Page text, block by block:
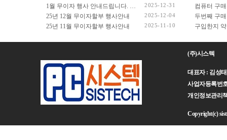
1월 무이자 행사 안내드립니다. (2026년 1월 1일 ~ 2026년 1월 31일) 2025-12-31
25년 12월 무이자할부 행사안내 2025-12-04
25년 11월 무이자할부 행사안내 2025-11-10
컴퓨터 구
두번째 구
(주)시스텍
대표자 : 김성
사업자등록번
개인정보관리
Copyright(c)